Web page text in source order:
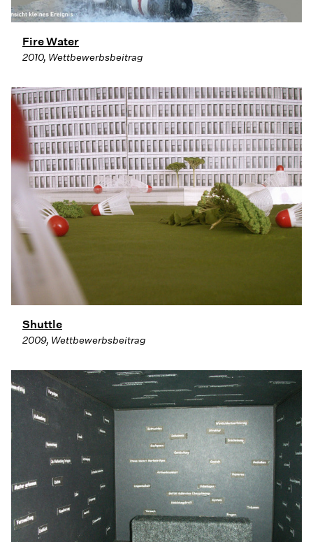
Fire Water
2010, Wettbewerbsbeitrag
Shuttle
2009, Wettbewerbsbeitrag